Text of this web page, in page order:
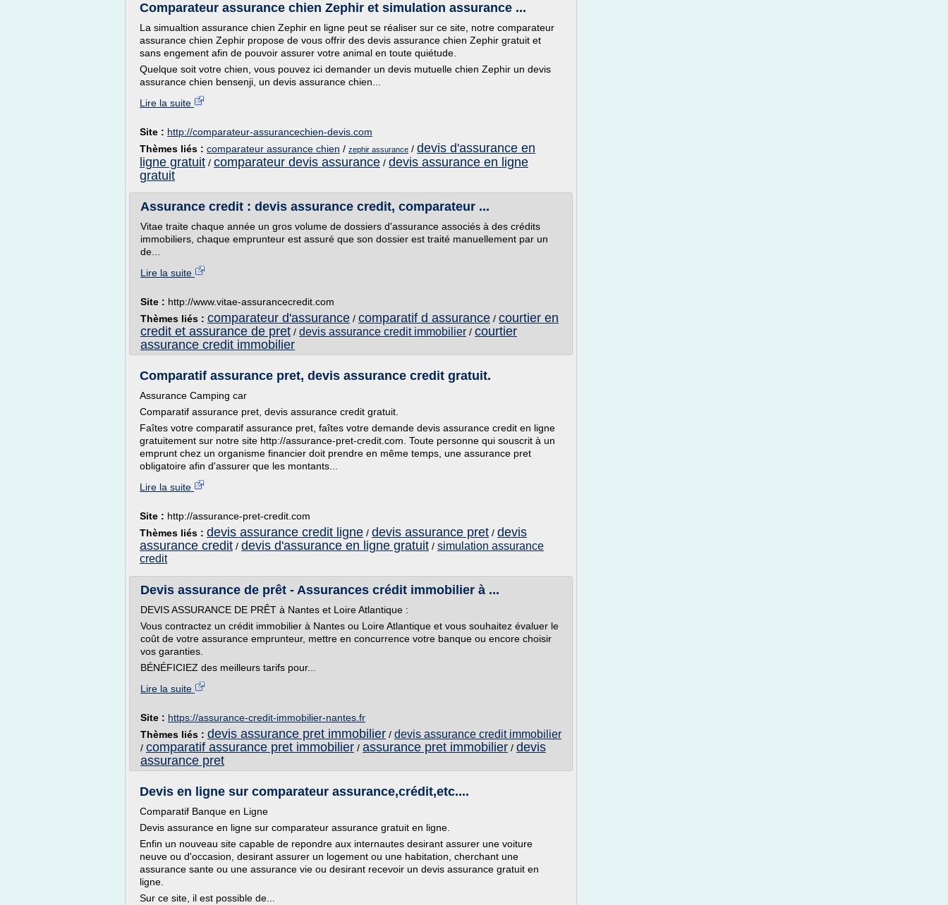
Comparateur assurance chien Zephir et simulation assurance ...
La simualtion assurance chien Zephir en ligne peut se réaliser sur ce site, notre comparateur
assurance chien Zephir propose de vous offrir des devis assurance chien Zephir gratuit et
sans engement afin de pouvoir assurer votre animal en toute quiétude.
Quelque soit votre chien, vous pouvez ici demander un devis mutuelle chien Zephir un devis
assurance chien bensenji, un devis assurance chien...
Lire la suite
Site : http://comparateur-assurancechien-devis.com
Thèmes liés : comparateur assurance chien / zephir assurance / devis d'assurance en
ligne gratuit / comparateur devis assurance / devis assurance en ligne
gratuit
Assurance credit : devis assurance credit, comparateur ...
Vitae traite chaque année un gros volume de dossiers d'assurance associés à des crédits
immobiliers, chaque emprunteur est assuré que son dossier est traité manuellement par un
de...
Lire la suite
Site : http://www.vitae-assurancecredit.com
Thèmes liés : comparateur d'assurance / comparatif d assurance / courtier en
credit et assurance de pret / devis assurance credit immobilier / courtier
assurance credit immobilier
Comparatif assurance pret, devis assurance credit gratuit.
Assurance Camping car
Comparatif assurance pret, devis assurance credit gratuit.
Faîtes votre comparatif assurance pret, faîtes votre demande devis assurance credit en ligne
gratuitement sur notre site http://assurance-pret-credit.com. Toute personne qui souscrit à un
emprunt chez un organisme financier doit prendre en même temps, une assurance pret
obligatoire afin d'assurer que les montants...
Lire la suite
Site : http://assurance-pret-credit.com
Thèmes liés : devis assurance credit ligne / devis assurance pret / devis
assurance credit / devis d'assurance en ligne gratuit / simulation assurance
credit
Devis assurance de prêt - Assurances crédit immobilier à ...
DEVIS ASSURANCE DE PRÊT à Nantes et Loire Atlantique :
Vous contractez un crédit immobilier à Nantes ou Loire Atlantique et vous souhaitez évaluer le
coût de votre assurance emprunteur, mettre en concurrence votre banque ou encore choisir
vos garanties.
BÉNÉFICIEZ des meilleurs tarifs pour...
Lire la suite
Site : https://assurance-credit-immobilier-nantes.fr
Thèmes liés : devis assurance pret immobilier / devis assurance credit immobilier
/ comparatif assurance pret immobilier / assurance pret immobilier / devis
assurance pret
Devis en ligne sur comparateur assurance,crédit,etc....
Comparatif Banque en Ligne
Devis assurance en ligne sur comparateur assurance gratuit en ligne.
Enfin un nouveau site capable de repondre aux internautes desirant assurer une voiture
neuve ou d'occasion, desirant assurer un logement ou une habitation, cherchant une
assurance sante ou une assurance vie ou desirant recevoir un devis assurance gratuit en
ligne.
Sur ce site, il est possible de...